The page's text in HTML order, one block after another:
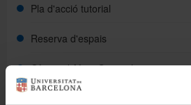
Pla d'acció tutorial
Reserva d'espais
Oficina d'Afers Generals